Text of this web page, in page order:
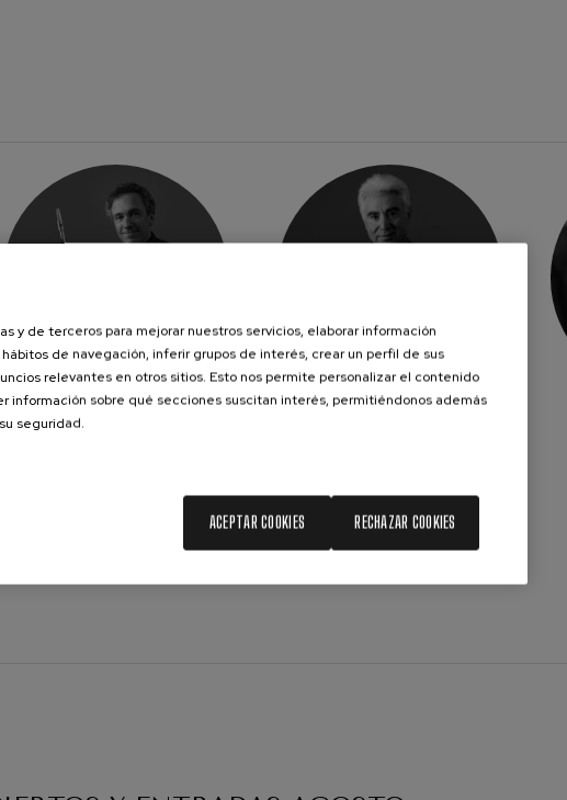
BRUNO CLAVERIE MARCO CARATTO
'La grande'
y de terceros para mejorar nuestros servicios, elaborar información
de navegación, inferir grupos de interés, crear un perfil de sus
relevantes en otros sitios. Esto nos permite personalizar el contenido
información sobre qué secciones suscitan interés, permitiéndonos además
seguridad.
RECHAZAR COOKIES
ACEPTAR COOKIES